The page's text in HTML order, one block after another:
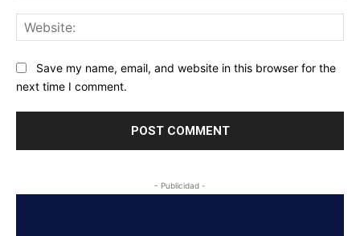
Save my name, email, and website in this browser for the
next time I comment.
- Publicidad -